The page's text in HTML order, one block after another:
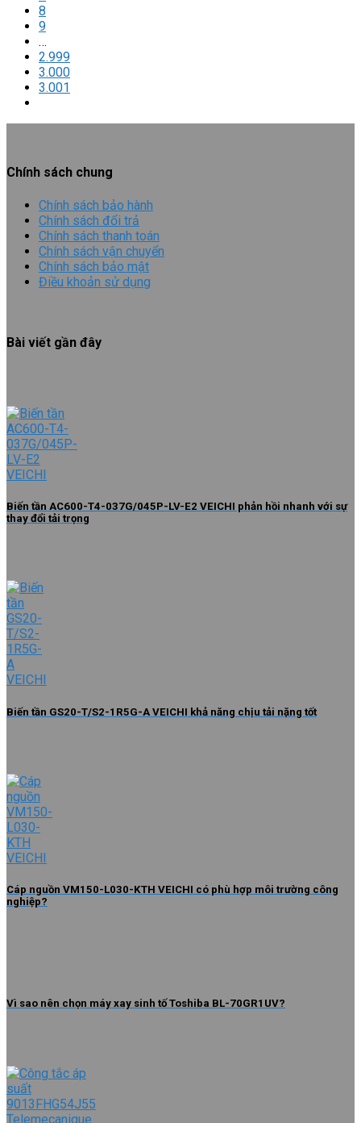
8
9
…
2.999
3.000
3.001
Chính sách chung
Chính sách bảo hành
Chính sách đổi trả
Chính sách thanh toán
Chính sách vận chuyển
Chính sách bảo mật
Điều khoản sử dụng
Bài viết gần đây
Biến tần AC600-T4-037G/045P-LV-E2 VEICHI phản hồi nhanh với sự
thay đổi tải trọng
Biến tần GS20-T/S2-1R5G-A VEICHI khả năng chịu tải nặng tốt
Cáp nguồn VM150-L030-KTH VEICHI có phù hợp môi trường công
nghiệp?
Vì sao nên chọn máy xay sinh tố Toshiba BL-70GR1UV?